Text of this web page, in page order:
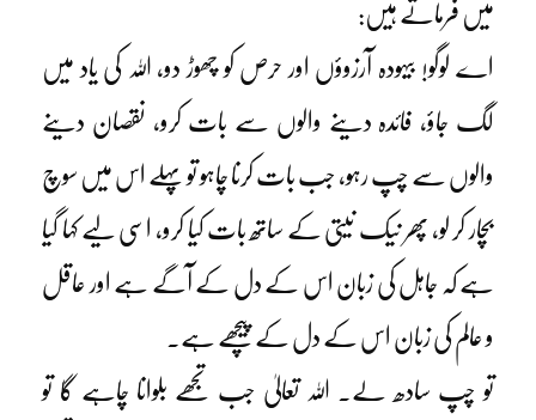
میں فرماتے ہیں:
اے لوگو! بیہودہ آرزوؤں اور حرص کو چھوڑ دو، اللہ کی یاد میں
لگ جاؤ، فائدہ دینے والوں سے بات کرو، نقصان دینے
والوں سے چپ رہو، جب بات کرنا چاہو تو پہلے اس میں سوچ
بچار کر لو، پھر نیک نیتی کے ساتھ بات کیا کرو، اسی لیے کہا گیا
ہے کہ جاہل کی زبان اس کے دل کے آگے ہے اور عاقل
و عالم کی زبان اس کے دل کے پیچھے ہے۔
تو چپ سادھ لے۔ اللہ تعالیٰ جب تجھے بلوانا چاہے گا تو